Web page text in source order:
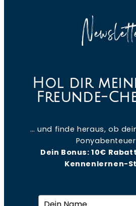
Hol dir
Freunde-
… und finde heraus, ob
Dein Bonus: 10€
Kennenlernen-